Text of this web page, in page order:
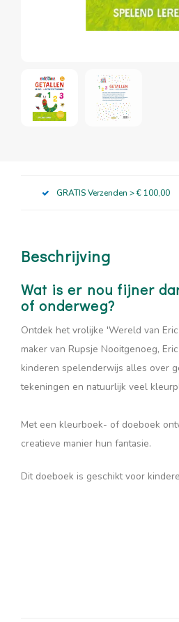
GRATIS Verzenden > € 100,00
Beschrijving
Wat is er nou fijner
of onderweg?
Ontdek het vrolijke 'Wereld van
maker van Rupsje Nooitgenoeg,
kinderen spelenderwijs alles over
tekeningen en natuurlijk veel
Met een kleurboek- of doeboek
creatieve manier hun fantasie.
Dit doeboek is geschikt voor